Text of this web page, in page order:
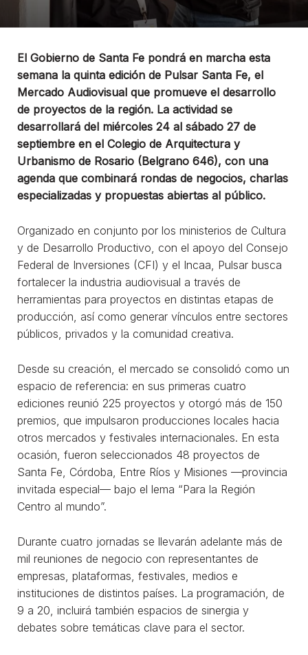
El Gobierno de Santa Fe pondrá en marcha esta
semana la quinta edición de Pulsar Santa Fe, el
Mercado Audiovisual que promueve el desarrollo
de proyectos de la región. La actividad se
desarrollará del miércoles 24 al sábado 27 de
septiembre en el Colegio de Arquitectura y
Urbanismo de Rosario (Belgrano 646), con una
agenda que combinará rondas de negocios, charlas
especializadas y propuestas abiertas al público.
Organizado en conjunto por los ministerios de Cultura
y de Desarrollo Productivo, con el apoyo del Consejo
Federal de Inversiones (CFI) y el Incaa, Pulsar busca
fortalecer la industria audiovisual a través de
herramientas para proyectos en distintas etapas de
producción, así como generar vínculos entre sectores
públicos, privados y la comunidad creativa.
Desde su creación, el mercado se consolidó como un
espacio de referencia: en sus primeras cuatro
ediciones reunió 225 proyectos y otorgó más de 150
premios, que impulsaron producciones locales hacia
otros mercados y festivales internacionales. En esta
ocasión, fueron seleccionados 48 proyectos de
Santa Fe, Córdoba, Entre Ríos y Misiones —provincia
invitada especial— bajo el lema “Para la Región
Centro al mundo”.
Durante cuatro jornadas se llevarán adelante más de
mil reuniones de negocio con representantes de
empresas, plataformas, festivales, medios e
instituciones de distintos países. La programación, de
9 a 20, incluirá también espacios de sinergia y
debates sobre temáticas clave para el sector.